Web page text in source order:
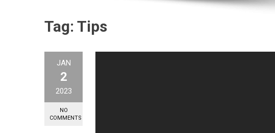
Tag: Tips
JAN
2
2023
NO
COMMENTS